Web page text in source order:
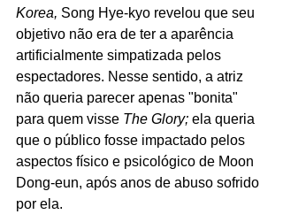
Korea, Song Hye-kyo revelou que seu
objetivo não era de ter a aparência
artificialmente simpatizada pelos
espectadores. Nesse sentido, a atriz
não queria parecer apenas "bonita"
para quem visse The Glory; ela queria
que o público fosse impactado pelos
aspectos físico e psicológico de Moon
Dong-eun, após anos de abuso sofrido
por ela.